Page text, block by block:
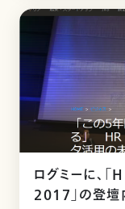
ログミーに
2017」の登壇